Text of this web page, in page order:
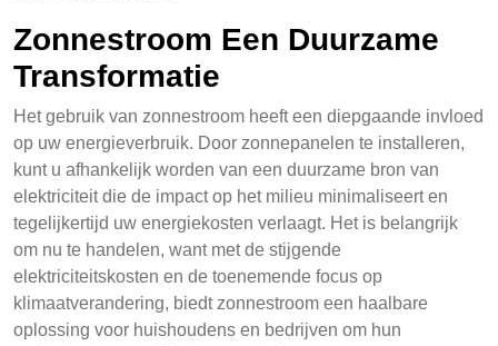
Zonnestroom Een Duurzame
Transformatie
Het gebruik van zonnestroom heeft een diepgaande invloed
op uw energieverbruik. Door zonnepanelen te installeren,
kunt u afhankelijk worden van een duurzame bron van
elektriciteit die de impact op het milieu minimaliseert en
tegelijkertijd uw energiekosten verlaagt. Het is belangrijk
om nu te handelen, want met de stijgende
elektriciteitskosten en de toenemende focus op
klimaatverandering, biedt zonnestroom een haalbare
oplossing voor huishoudens en bedrijven om hun